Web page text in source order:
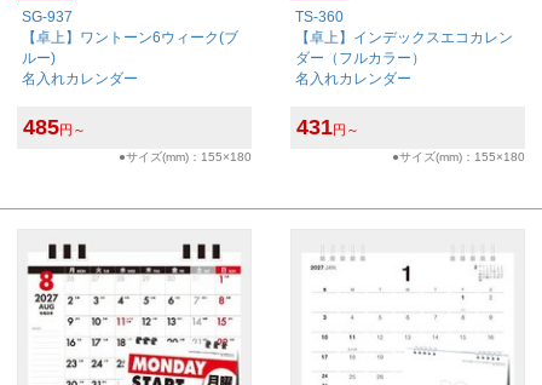
SG-937
【卓上】ワントーン6ウィーク(ブ
ルー)
名入れカレンダー
485円～
●サイズ(mm)：155×180
TS-360
【卓上】インデックスエコカレン
ダー（フルカラー）
名入れカレンダー
431円～
●サイズ(mm)：155×180